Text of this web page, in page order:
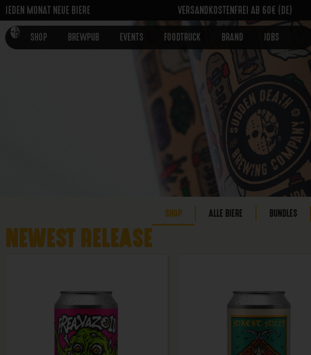
JEDEN MONAT NEUE BIERE VERSANDKOSTENFREI AB 60€ (DE)
SHOP BREWPUB EVENTS FOODTRUCK BRAND JOBS
SHOP ALLE BIERE BUNDLES
NEWEST RELEASE